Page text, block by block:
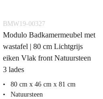
BMW19-00327
Modulo Badkamermeubel met
wastafel | 80 cm Lichtgrijs
eiken Vlak front Natuursteen
3 lades
80 cm x 46 cm x 81 cm
Natuursteen